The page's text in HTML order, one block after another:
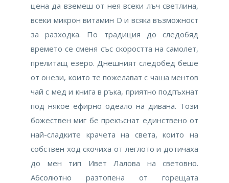
цена да вземеш от нея всеки лъч светлина,
всеки микрон витамин D и всяка възможност
за разходка. По традиция до следобяд
времето се сменя със скоростта на самолет,
прелитащ езеро. Днешният следобед беше
от онези, които те пожелават с чаша ментов
чай с мед и книга в ръка, приятно подпъхнат
под някое ефирно одеало на дивана. Този
божествен миг бе прекъснат единствено от
най-сладките крачета на света, които на
собствен ход скочиха от леглото и дотичаха
до мен тип Ивет Лалова на световно.
Абсолютно разтопена от горещата